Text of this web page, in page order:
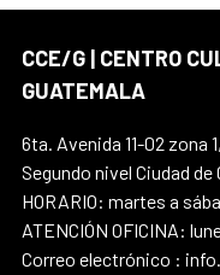
CCE/G | CENTRO
GUATEMALA
6ta. Avenida 11-02 zona
Segundo nivel Ciudad de
HORARIO: martes a
ATENCIÓN OFICINA:
Correo electrónico :